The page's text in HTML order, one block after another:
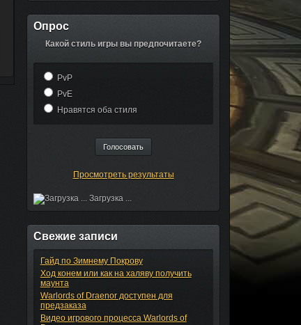
Опрос
Какой стиль игры вы предпочитаете?
PvP
PvE
Нравятся оба стиля
Просмотреть результаты
Загрузка ...
Свежие записи
Гайд по Зимнему Покрову
Ход конем или как на халяву получить
маунта
Warlords of Draenor доступен для
предзаказа
Видео игрового процесса Warlords of